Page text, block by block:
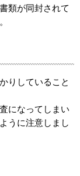
類が同封されて
りしていること
になってしまい
うに注意しまし